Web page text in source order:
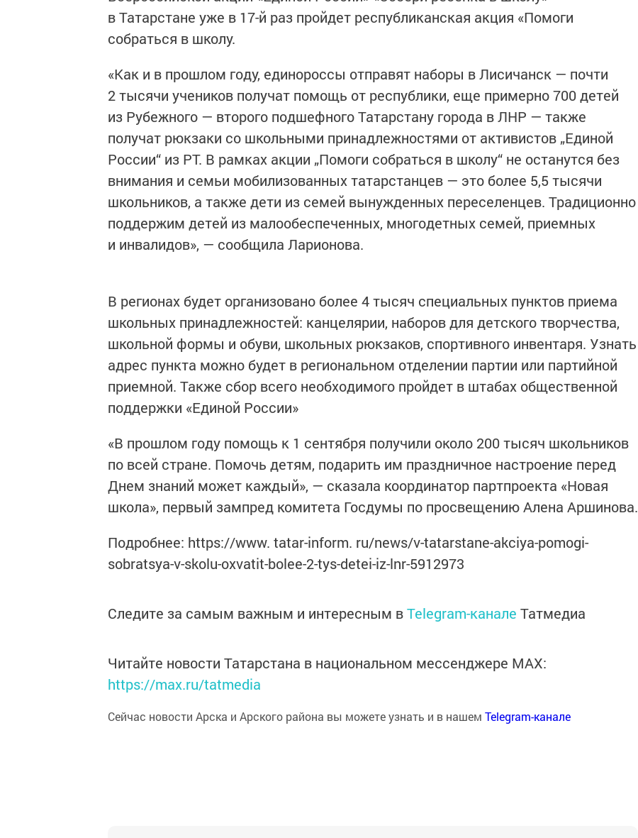
в Татарстане уже в 17-й раз пройдет республиканская акция «Помоги
собраться в школу.
«Как и в прошлом году, единороссы отправят наборы в Лисичанск — почти
2 тысячи учеников получат помощь от республики, еще примерно 700 детей
из Рубежного — второго подшефного Татарстану города в ЛНР — также
получат рюкзаки со школьными принадлежностями от активистов „Единой
России“ из РТ. В рамках акции „Помоги собраться в школу“ не останутся без
внимания и семьи мобилизованных татарстанцев — это более 5,5 тысячи
школьников, а также дети из семей вынужденных переселенцев. Традиционно
поддержим детей из малообеспеченных, многодетных семей, приемных
и инвалидов», — сообщила Ларионова.
В регионах будет организовано более 4 тысяч специальных пунктов приема
школьных принадлежностей: канцелярии, наборов для детского творчества,
школьной формы и обуви, школьных рюкзаков, спортивного инвентаря. Узнать
адрес пункта можно будет в региональном отделении партии или партийной
приемной. Также сбор всего необходимого пройдет в штабах общественной
поддержки «Единой России»
«В прошлом году помощь к 1 сентября получили около 200 тысяч школьников
по всей стране. Помочь детям, подарить им праздничное настроение перед
Днем знаний может каждый», — сказала координатор партпроекта «Новая
школа», первый зампред комитета Госдумы по просвещению Алена Аршинова.
Подробнее: https://www. tatar-inform. ru/news/v-tatarstane-akciya-pomogi-
sobratsya-v-skolu-oxvatit-bolee-2-tys-detei-iz-lnr-5912973
Следите за самым важным и интересным вTelegram-канале Татмедиа
Читайте новости Татарстана в национальном мессенджере MАХ:
https://max.ru/tatmedia
Сейчас новости Арска и Арского района вы можете узнать и в нашем Telegram-канале